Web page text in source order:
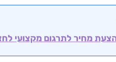
מחיר לתרגום מקצועי